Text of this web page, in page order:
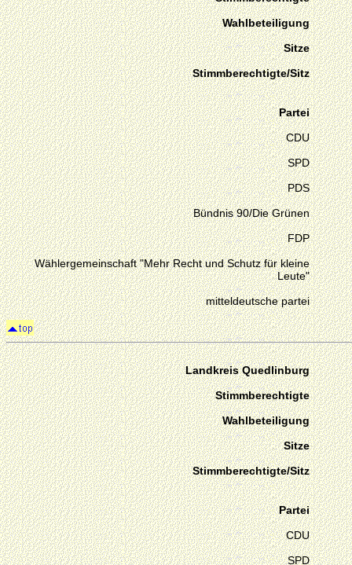
Wahlbeteiligung
Sitze
Stimmberechtigte/Sitz
Partei
CDU
SPD
PDS
Bündnis 90/Die Grünen
FDP
Wählergemeinschaft "Mehr Recht und Schutz für kleine
Leute"
mitteldeutsche partei
Landkreis Quedlinburg
Stimmberechtigte
Wahlbeteiligung
Sitze
Stimmberechtigte/Sitz
Partei
CDU
SPD